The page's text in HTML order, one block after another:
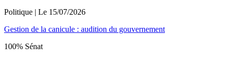
Politique | Le 15/07/2026
Gestion de la canicule : audition du gouvernement
100% Sénat